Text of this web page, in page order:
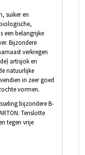
suiker en
een belangrijke
Bijzondere
verkregen
artisjok en
natuurlijke
in zeer goed
vormen.
bijzondere B-
Tenslotte
tegen vrije